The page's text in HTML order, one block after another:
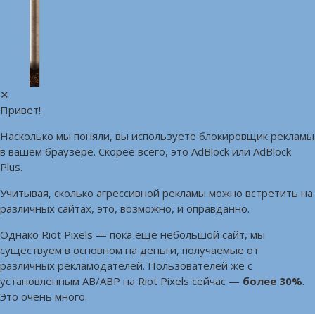
✕
Привет!
Насколько мы поняли, вы используете блокировщик рекламы
в вашем браузере. Скорее всего, это AdBlock или AdBlock
Plus.
Учитывая, сколько агрессивной рекламы можно встретить на
различных сайтах, это, возможно, и оправданно.
Однако Riot Pixels — пока ещё небольшой сайт, мы
существуем в основном на деньги, получаемые от
различных рекламодателей. Пользователей же с
установленным AB/ABP на Riot Pixels сейчас — более 30%.
Это очень много.